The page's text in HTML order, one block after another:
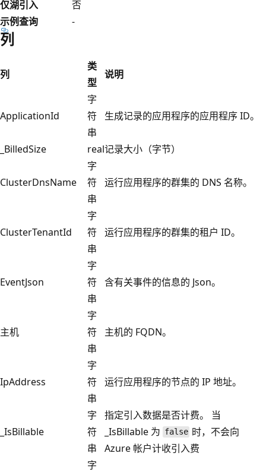
仅湖引入
否
示例查询
-
列
列
类
型
说明
ApplicationId
字
符
串
生成记录的应用程序的应用程序 ID。
_BilledSize real记录大小（字节）
ClusterDnsName
字
符
串
运行应用程序的群集的 DNS 名称。
ClusterTenantId
字
符
串
运行应用程序的群集的租户 ID。
EventJson
字
符
串
含有关事件的信息的 Json。
主机
字
符
串
主机的 FQDN。
IpAddress
字
符
串
运行应用程序的节点的 IP 地址。
_IsBillable
字
符
串
指定引入数据是否计费。 当
_IsBillable 为 false 时，不会向
Azure 帐户计收引入费
字